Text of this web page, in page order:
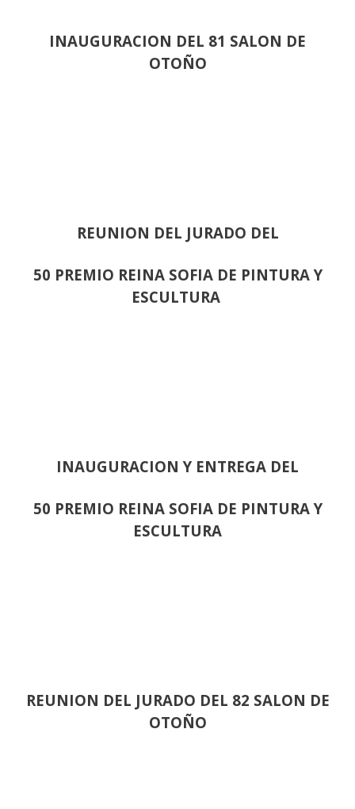
INAUGURACION DEL 81 SALON DE
OTOÑO
REUNION DEL JURADO DEL
50 PREMIO REINA SOFIA DE PINTURA Y
ESCULTURA
INAUGURACION Y ENTREGA DEL
50 PREMIO REINA SOFIA DE PINTURA Y
ESCULTURA
REUNION DEL JURADO DEL 82 SALON DE
OTOÑO